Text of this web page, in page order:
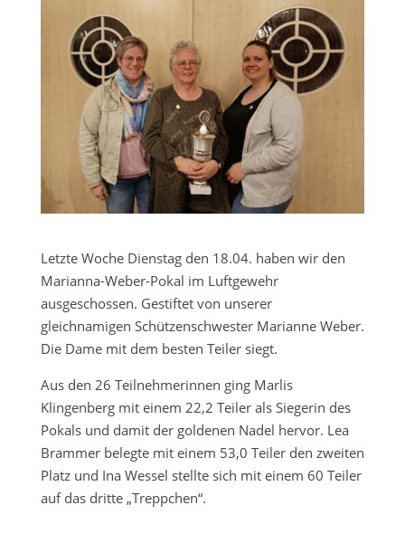
Letzte Woche Dienstag den 18.04. haben wir den
Marianna-Weber-Pokal im Luftgewehr
ausgeschossen. Gestiftet von unserer
gleichnamigen Schützenschwester Marianne Weber.
Die Dame mit dem besten Teiler siegt.
Aus den 26 Teilnehmerinnen ging Marlis
Klingenberg mit einem 22,2 Teiler als Siegerin des
Pokals und damit der goldenen Nadel hervor. Lea
Brammer belegte mit einem 53,0 Teiler den zweiten
Platz und Ina Wessel stellte sich mit einem 60 Teiler
auf das dritte „Treppchen“.